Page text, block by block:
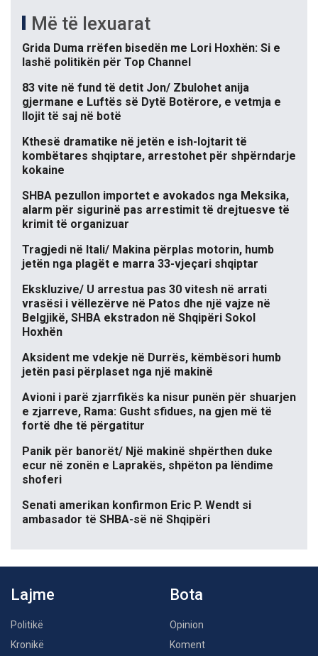
Më të lexuarat
Grida Duma rrëfen bisedën me Lori Hoxhën: Si e
lashë politikën për Top Channel
83 vite në fund të detit Jon/ Zbulohet anija
gjermane e Luftës së Dytë Botërore, e vetmja e
llojit të saj në botë
Kthesë dramatike në jetën e ish-lojtarit të
kombëtares shqiptare, arrestohet për shpërndarje
kokaine
SHBA pezullon importet e avokados nga Meksika,
alarm për sigurinë pas arrestimit të drejtuesve të
krimit të organizuar
Tragjedi në Itali/ Makina përplas motorin, humb
jetën nga plagët e marra 33-vjeçari shqiptar
Ekskluzive/ U arrestua pas 30 vitesh në arrati
vrasësi i vëllezërve në Patos dhe një vajze në
Belgjikë, SHBA ekstradon në Shqipëri Sokol
Hoxhën
Aksident me vdekje në Durrës, këmbësori humb
jetën pasi përplaset nga një makinë
Avioni i parë zjarrfikës ka nisur punën për shuarjen
e zjarreve, Rama: Gusht sfidues, na gjen më të
fortë dhe të përgatitur
Panik për banorët/ Një makinë shpërthen duke
ecur në zonën e Laprakës, shpëton pa lëndime
shoferi
Senati amerikan konfirmon Eric P. Wendt si
ambasador të SHBA-së në Shqipëri
Lajme
Politikë
Kronikë
Bota
Opinion
Koment